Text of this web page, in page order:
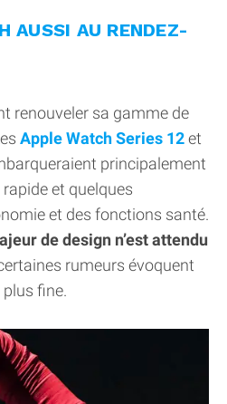
AUSSI AU RENDEZ-
renouveler sa gamme de
Apple Watch Series 12et
principalement
et quelques
et des fonctions santé.
de design n’est attendu
rumeurs évoquent
fine.